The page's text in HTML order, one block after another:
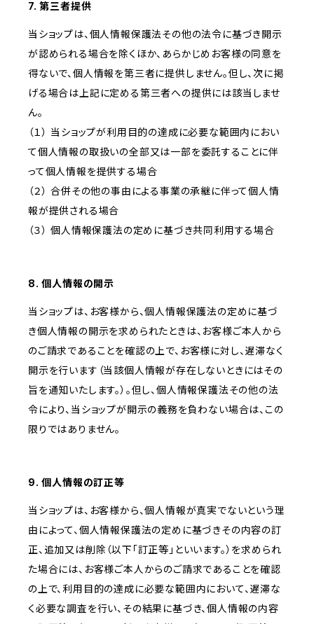
7. 第三者提供
当ショップは、個人情報保護法その他の法令に基づき開示
が認められる場合を除くほか、あらかじめお客様の同意を
得ないで、個人情報を第三者に提供しません。但し、次に掲
げる場合は上記に定める第三者への提供には該当しませ
ん。
（１） 当ショップが利用目的の達成に必要な範囲内におい
て個人情報の取扱いの全部又は一部を委託することに伴
って個人情報を提供する場合
（２） 合併その他の事由による事業の承継に伴って個人情
報が提供される場合
（３） 個人情報保護法の定めに基づき共同利用する場合
8. 個人情報の開示
当ショップは、お客様から、個人情報保護法の定めに基づ
き個人情報の開示を求められたときは、お客様ご本人から
のご請求であることを確認の上で、お客様に対し、遅滞なく
開示を行います（当該個人情報が存在しないときにはその
旨を通知いたします。）。但し、個人情報保護法その他の法
令により、当ショップが開示の義務を負わない場合は、この
限りではありません。
9. 個人情報の訂正等
当ショップは、お客様から、個人情報が真実でないという理
由によって、個人情報保護法の定めに基づきその内容の訂
正、追加又は削除（以下「訂正等」といいます。）を求められ
た場合には、お客様ご本人からのご請求であることを確認
の上で、利用目的の達成に必要な範囲内において、遅滞な
く必要な調査を行い、その結果に基づき、個人情報の内容